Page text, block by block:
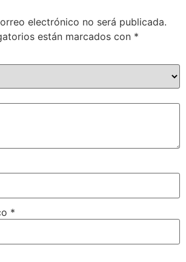
electrónico no será publicada.
están marcados con *
*